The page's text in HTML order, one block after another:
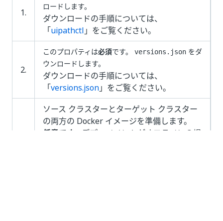
1.
ロードします。
ダウンロードの手順については、
「uipathctl 」をご覧ください。
2.
このプロパティは必須です。 versions.json をダ
ウンロードします。
ダウンロードの手順については、
「versions.json」をご覧ください。
ソース クラスターとターゲット クラスター
の両方の Docker イメージを準備します。
任意です。
デプロイメントがオフラインの場